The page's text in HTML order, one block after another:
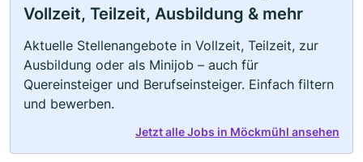
Vollzeit, Teilzeit, Ausbildung & mehr
Aktuelle Stellenangebote in Vollzeit, Teilzeit, zur
Ausbildung oder als Minijob – auch für
Quereinsteiger und Berufseinsteiger. Einfach filtern
und bewerben.
Jetzt alle Jobs in Möckmühl ansehen